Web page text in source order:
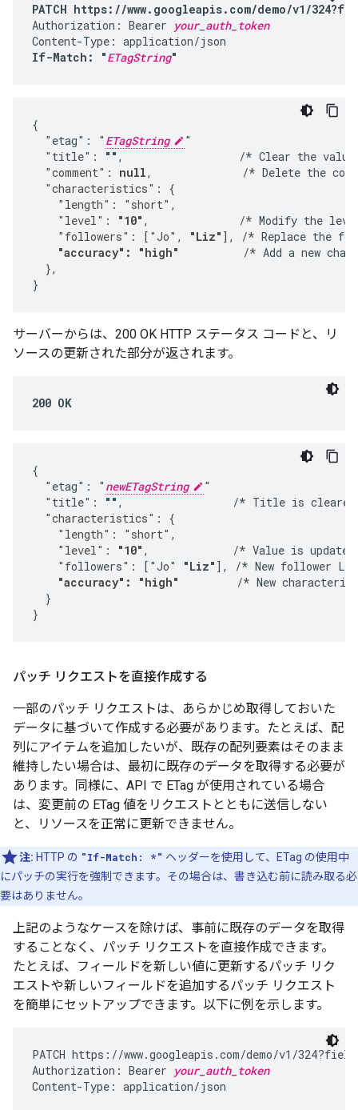
PATCH https://www.googleapis.com/demo/v1/
Authorization: Bearer your_auth_token
If-Match: "ETagString"
{
  "etag": "
ETagString
"
  "title":
"" ,                  /* Clear the value
  "comment":
null,              /* Delete the
  "characteristics": {
    "length": "short",
    "level":
"10" ,              /* Modify the
    "followers": ["Jo",
"Liz" ], /* Replace the
"accuracy": "high"
          /*
Add a new
  },
}
サーバーからは、200 OK HTTP ステータス コードと、リ
ソースの更新された部分が返されます。
200 OK
{
  "etag": "
newETagString
"
  "title":
"" ,                 /* Title is cleared;
  "characteristics": {
    "length": "short",
    "level":
"10" ,             /* Value is
    "followers": ["Jo"
"Liz" ], /* New follower
"accuracy": "high"
         /*
New
  }
}
パッチ リクエストを直接作成する
一部のパッチ リクエストは、あらかじめ取得しておいた
データに基づいて作成する必要があります。たとえば、配
列にアイテムを追加したいが、既存の配列要素はそのまま
維持したい場合は、最初に既存のデータを取得する必要が
あります。同様に、API で ETag が使用されている場合
は、変更前の ETag 値をリクエストとともに送信しない
と、リソースを正常に更新できません。
注: HTTP の "If-Match: *" ヘッダーを使用して、ETag の使用中
にパッチの実行を強制できます。その場合は、書き込む前に読み取る必
要はありません。
上記のようなケースを除けば、事前に既存のデータを取得
することなく、パッチ リクエストを直接作成できます。
たとえば、フィールドを新しい値に更新するパッチ リク
エストや新しいフィールドを追加するパッチ リクエスト
を簡単にセットアップできます。以下に例を示します。
PATCH https://www.googleapis.com/demo/v1/
Authorization: Bearer your_auth_token
Content-Type: application/json